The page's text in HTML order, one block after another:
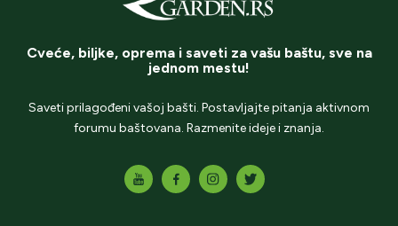
Cveće, biljke, oprema i saveti za vašu baštu, sve na
jednom mestu!
Saveti prilagođeni vašoj bašti. Postavljajte pitanja aktivnom
forumu baštovana. Razmenite ideje i znanja.